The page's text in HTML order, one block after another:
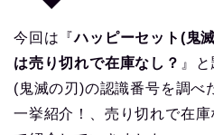
今回は『ハッピーセット(鬼
は売り切れで在庫なし？ 』
(鬼滅の刃)の認識番号を調べ
一挙紹介！、売り切れで在